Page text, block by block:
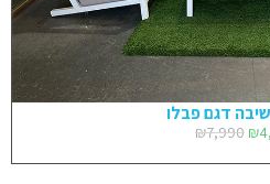
דגם פבלו
₪7,990 ₪